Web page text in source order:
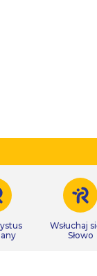
Wsłuchaj
Słowo